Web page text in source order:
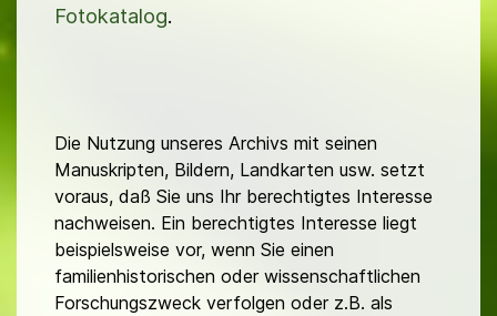
Fotokatalog.
Die Nutzung unseres Archivs mit seinen
Manuskripten, Bildern, Landkarten usw. setzt
voraus, daß Sie uns Ihr berechtigtes Interesse
nachweisen. Ein berechtigtes Interesse liegt
beispielsweise vor, wenn Sie einen
familienhistorischen oder wissenschaftlichen
Forschungszweck verfolgen oder z.B. als